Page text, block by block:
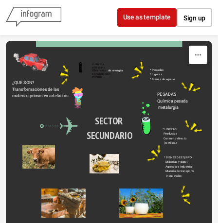
Skip to content
Use as template Sign up
industria
artesiana
Obtención de energía
construcción
minería
* Pesadas
* Ligeras
* Bienes de equipo
¿QUE SON?
Transformaciones de las
materias primas en artefactos. PESADAS
Química pesada
  metalurgia
    SECTOR
SECUNDARIO
* LIGERAS
Productos
Consumo directo
  (textiles.)
* BIENES DE EQUIPO
  Materias y papel
  Agrícola e industrial
  Materia de transporte
   industriales